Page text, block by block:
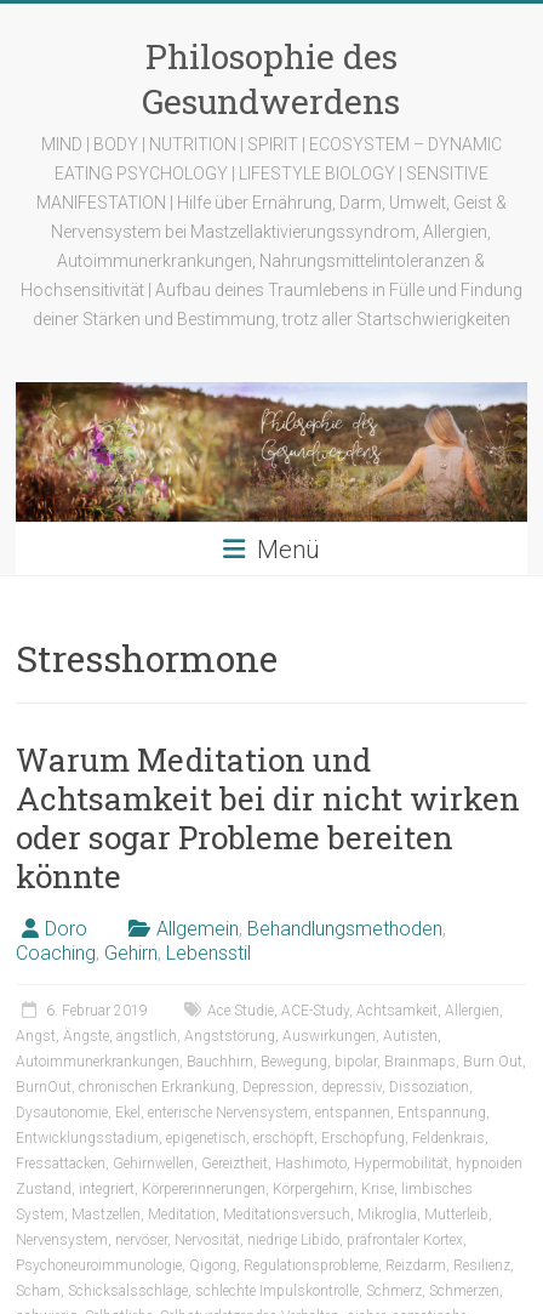
Philosophie des
Gesundwerdens
MIND | BODY | NUTRITION | SPIRIT | ECOSYSTEM – DYNAMIC
EATING PSYCHOLOGY | LIFESTYLE BIOLOGY | SENSITIVE
MANIFESTATION | Hilfe über Ernährung, Darm, Umwelt, Geist &
Nervensystem bei Mastzellaktivierungssyndrom, Allergien,
Autoimmunerkrankungen, Nahrungsmittelintoleranzen &
Hochsensitivität | Aufbau deines Traumlebens in Fülle und Findung
deiner Stärken und Bestimmung, trotz aller Startschwierigkeiten
Menü
Stresshormone
Warum Meditation und
Achtsamkeit bei dir nicht wirken
oder sogar Probleme bereiten
könnte
Doro Allgemein, Behandlungsmethoden,
Coaching, Gehirn, Lebensstil
6. Februar 2019 Ace Studie,ACE-Study,Achtsamkeit,Allergien,
Angst,Ängste,ängstlich,Angststörung,Auswirkungen,Autisten,
Autoimmunerkrankungen, Bauchhirn, Bewegung, bipolar, Brainmaps, Burn Out,
BurnOut,chronischen Erkrankung, Depression, depressiv, Dissoziation,
Dysautonomie, Ekel ,enterische Nervensystem,entspannen, Entspannung,
Entwicklungsstadium,epigenetisch,erschöpft, Erschöpfung, Feldenkrais,
Fressattacken, Gehirnwellen, Gereiztheit, Hashimoto, Hypermobilität, hypnoiden
Zustand , integriert, Körpererinnerungen, Körpergehirn, Krise, limbisches
System, Mastzellen, Meditation, Meditationsversuch, Mikroglia, Mutterleib,
Nervensystem, nervöser, Nervosität, niedrige Libido, präfrontaler Kortex,
Psychoneuroimmunologie, Qigong, Regulationsprobleme, Reizdarm, Resilienz,
Scham, Schicksalsschläge, schlechte Impulskontrolle, Schmerz, Schmerzen,